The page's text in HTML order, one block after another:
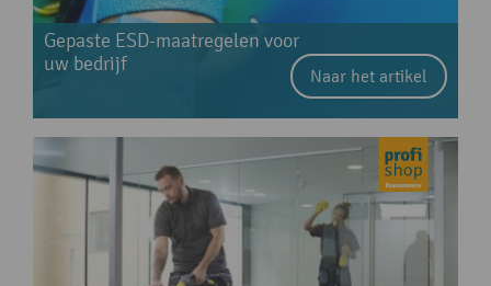
Gepaste ESD-maatregelen voor
uw bedrijf
Naar het artikel